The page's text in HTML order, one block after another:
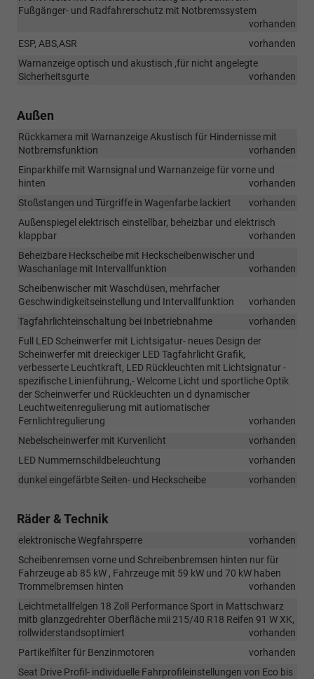
Fußgänger- und Radfahrerschutz mit Notbremssystem
vorhanden
ESP, ABS,ASR
vorhanden
Warnanzeige optisch und akustisch ,für nicht angelegte
Sicherheitsgurte
vorhanden
Außen
Rückkamera mit Warnanzeige Akustisch für Hindernisse mit
Notbremsfunktion
vorhanden
Einparkhilfe mit Warnsignal und Warnanzeige für vorne und
hinten
vorhanden
Stoßstangen und Türgriffe in Wagenfarbe lackiert
vorhanden
Außenspiegel elektrisch einstellbar, beheizbar und elektrisch
klappbar
vorhanden
Beheizbare Heckscheibe mit Heckscheibenwischer und
Waschanlage mit Intervallfunktion
vorhanden
Scheibenwischer mit Waschdüsen, mehrfacher
Geschwindigkeitseinstellung und Intervallfunktion
vorhanden
Tagfahrlichteinschaltung bei Inbetriebnahme
vorhanden
Full LED Scheinwerfer mit Lichtsigatur- neues Design der
Scheinwerfer mit dreieckiger LED Tagfahrlicht Grafik,
verbesserte Leuchtkraft, LED Rückleuchten mit Lichtsignatur -
spezifische Linienführung,- Welcome Licht und sportliche Optik
der Scheinwerfer und Rückleuchten un d dynamischer
Leuchtweitenregulierung mit autiomatischer
Fernlichtregulierung
vorhanden
Nebelscheinwerfer mit Kurvenlicht
vorhanden
LED Nummernschildbeleuchtung
vorhanden
dunkel eingefärbte Seiten- und Heckscheibe
vorhanden
Räder & Technik
elektronische Wegfahrsperre
vorhanden
Scheibenremsen vorne und Schreibenbremsen hinten nur für
Fahrzeuge ab 85 kW , Fahrzeuge mit 59 kW und 70 kW haben
Trommelbremsen hinten
vorhanden
Leichtmetallfelgen 18 Zoll Performance Sport in Mattschwarz
mitb glanzgedrehter Oberfläche mii 215/40 R18 Reifen 91 W XK,
rollwiderstandsoptimiert
vorhanden
Partikelfilter für Benzinmotoren
vorhanden
Seat Drive Profil- individuelle Fahrprofileinstellungen von Eco bis